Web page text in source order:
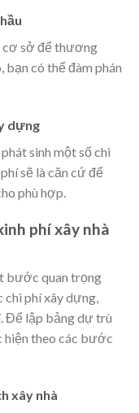
cơ sở để thương
có thể đàm phán
dựng
sinh một số chi
sẽ là căn cứ để
phù hợp.
phí xây nhà
bước quan trọng
phí xây dựng,
Để lập bảng dự trù
hiện theo các bước
xây nhà